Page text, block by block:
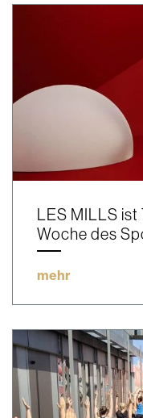
LES MILLS ist
Woche des
mehr